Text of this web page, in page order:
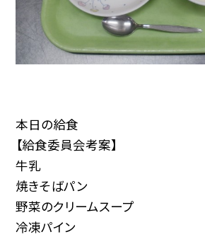
本日の給食
【給食委員会考案】
牛乳
焼きそばパン
野菜のクリームスープ
冷凍パイン